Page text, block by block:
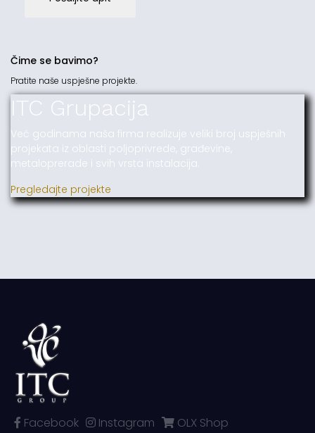
Čime se bavimo?
Pratite naše uspješne projekte.
ITC Grupacija
Već godinama naša firma realizuje veliki broj uspješnih
projekata iz oblasti poljoprivrede, građevine,
metaloprerade i svih vrsta instalacija.
Pregledajte projekte
Facebook Instagram
OLX Shop